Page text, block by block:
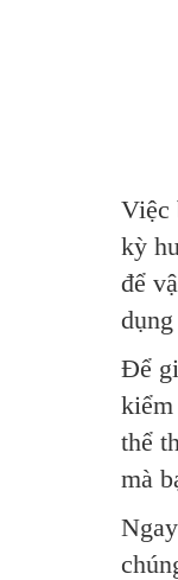
Việc
kỳ
để
Để
thể
mà